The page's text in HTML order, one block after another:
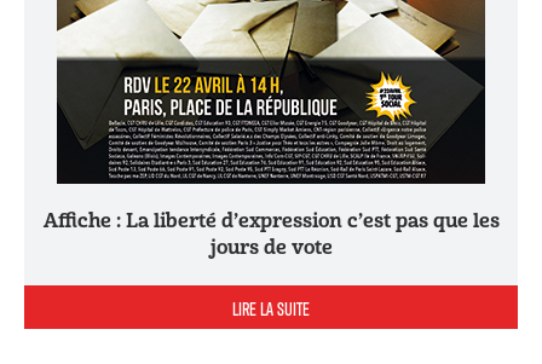
Affiche : La liberté d’expression c’est pas que les
jours de vote
LIRE LA SUITE